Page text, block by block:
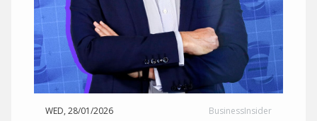
WED, 28/01/2026 BusinessInsider